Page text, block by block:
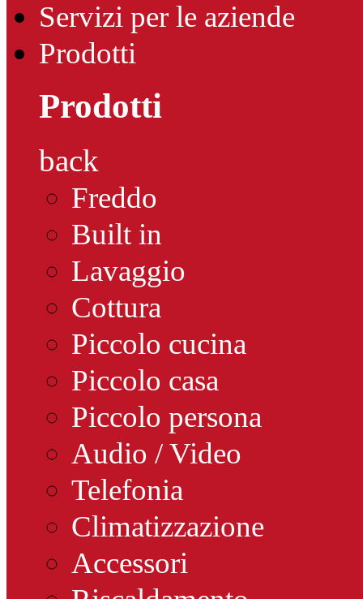
Servizi per le aziende
Prodotti
Prodotti
back
Freddo
Built in
Lavaggio
Cottura
Piccolo cucina
Piccolo casa
Piccolo persona
Audio / Video
Telefonia
Climatizzazione
Accessori